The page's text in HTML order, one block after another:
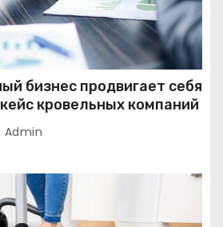
бизнес продвигает себя
кровельных компаний
Admin